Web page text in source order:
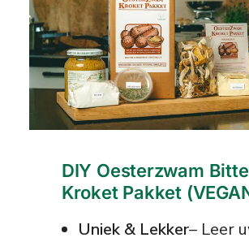
DIY Oesterzwam
Kroket Pakket
Uniek & Lekker– Leer